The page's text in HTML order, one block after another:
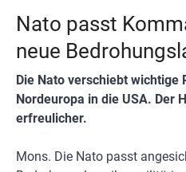
Nato passt
neue
Die Nato verschiebt wichtige
Nordeuropa in die USA. Der
erfreulicher.
Mons. Die Nato passt